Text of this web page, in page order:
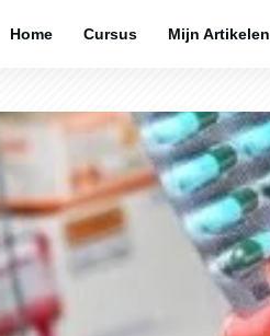
Home Cursus Mijn Artikelen